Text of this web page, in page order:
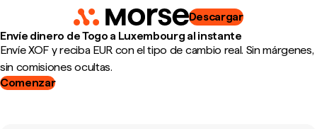
Descargar
Envíe dinero de Togo a Luxembourg al instante
Envíe XOF y reciba EUR con el tipo de cambio real. Sin márgenes,
sin comisiones ocultas.
Comenzar